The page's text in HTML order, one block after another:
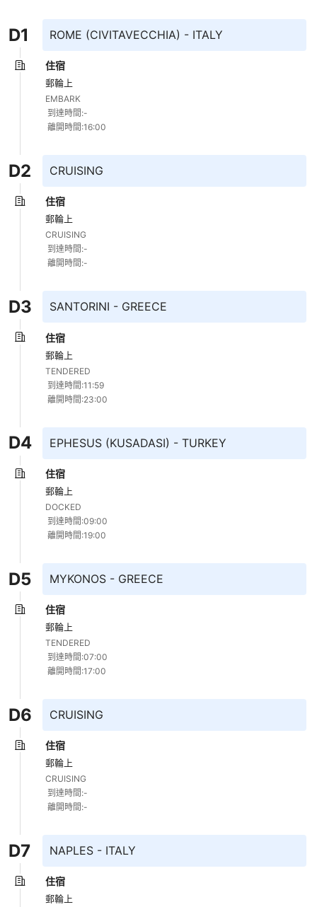
D1 ROME (CIVITAVECCHIA) - ITALY
住宿
郵輪上
EMBARK
離開時間:16:00
D2 CRUISING
住宿
郵輪上
CRUISING
離開時間:-
D3 SANTORINI - GREECE
住宿
郵輪上
TENDERED
離開時間:23:00
D4 EPHESUS (KUSADASI) - TURKEY
住宿
郵輪上
DOCKED
離開時間:19:00
D5 MYKONOS - GREECE
住宿
郵輪上
TENDERED
離開時間:17:00
D6 CRUISING
住宿
郵輪上
CRUISING
離開時間:-
D7 NAPLES - ITALY
住宿
郵輪上